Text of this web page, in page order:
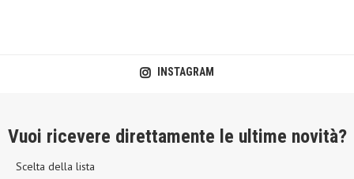
INSTAGRAM
Vuoi ricevere direttamente le ultime novità?
Scelta della lista